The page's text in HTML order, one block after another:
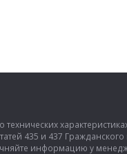
435 и 437 Гражданского
информацию у